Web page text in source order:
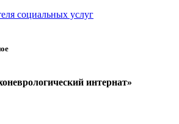
социальных услуг
интернат»